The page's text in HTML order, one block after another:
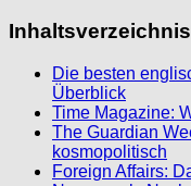
Inhaltsverzeichnis
Die besten
Überblick
Time Magazine:
The Guardian
kosmopolitisch
Foreign Affairs: